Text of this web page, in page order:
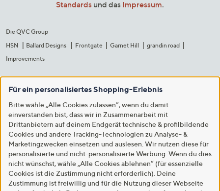
Standards und das Impressum.
Die QVC Group
HSN
Ballard Designs Frontgate Garnet Hill
grandin road
Improvements
Für ein personalisiertes Shopping-Erlebnis
Bitte wähle „Alle Cookies zulassen“, wenn du damit
einverstanden bist, dass wir in Zusammenarbeit mit
Drittanbietern auf deinem Endgerät technische & profilbildende
Cookies und andere Tracking-Technologien zu Analyse- &
Marketingzwecken einsetzen und auslesen. Wir nutzen diese für
personalisierte und nicht-personalisierte Werbung. Wenn du dies
nicht wünschst, wähle „Alle Cookies ablehnen“ (für essenzielle
Cookies ist die Zustimmung nicht erforderlich). Deine
Zustimmung ist freiwillig und für die Nutzung dieser Webseite